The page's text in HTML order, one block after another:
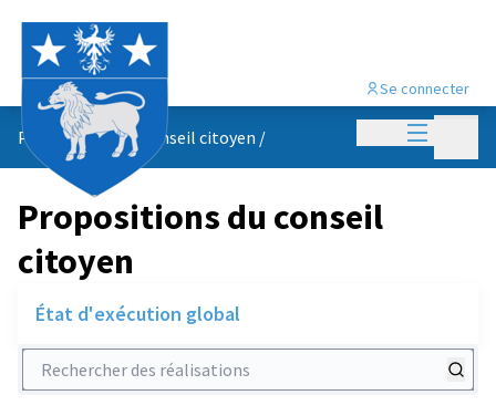
Menu
Se connecter
Propositions du conseil citoyen /
Propositions du conseil
citoyen
État d'exécution global
Rechercher des réalisations